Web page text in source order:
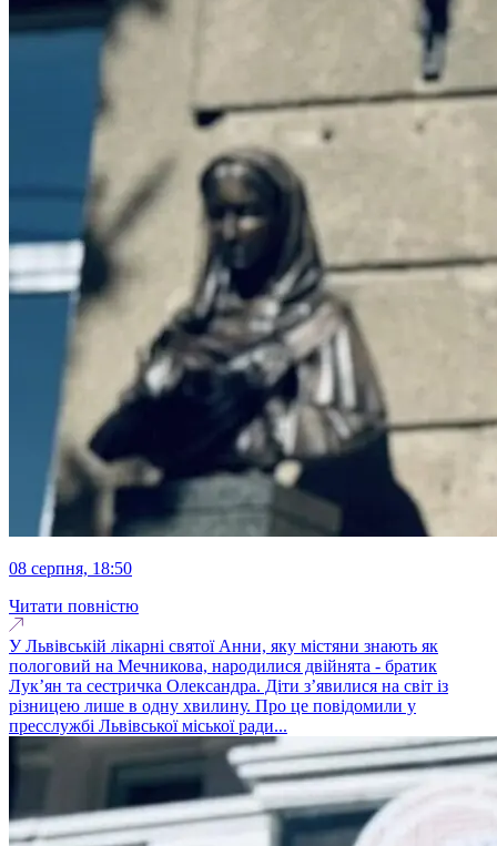
08 серпня, 18:50
Читати повністю
У Львівській лікарні святої Анни, яку містяни знають як
пологовий на Мечникова, народилися двійнята - братик
Лук’ян та сестричка Олександра. Діти з’явилися на світ із
різницею лише в одну хвилину. Про це повідомили у
пресслужбі Львівської міської ради...